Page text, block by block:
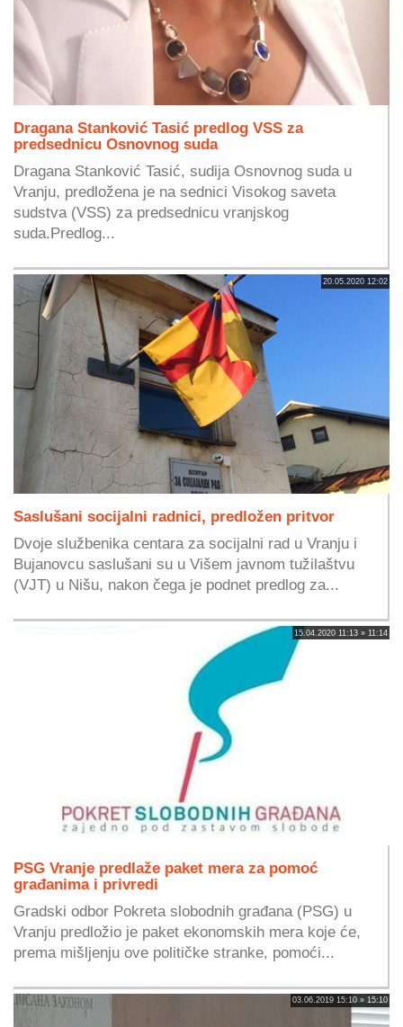
Dragana Stanković Tasić predlog VSS za
predsednicu Osnovnog suda
Dragana Stanković Tasić, sudija Osnovnog suda u
Vranju, predložena je na sednici Visokog saveta
sudstva (VSS) za predsednicu vranjskog
suda.Predlog...
20.05.2020 12:02
Saslušani socijalni radnici, predložen pritvor
Dvoje službenika centara za socijalni rad u Vranju i
Bujanovcu saslušani su u Višem javnom tužilaštvu
(VJT) u Nišu, nakon čega je podnet predlog za...
15.04.2020 11:13 » 11:14
PSG Vranje predlaže paket mera za pomoć
građanima i privredi
Gradski odbor Pokreta slobodnih građana (PSG) u
Vranju predložio je paket ekonomskih mera koje će,
prema mišljenju ove političke stranke, pomoći...
03.06.2019 15:10 » 15:10